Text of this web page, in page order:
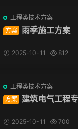
工程类技术方案
方案 雨季施工方案
2025-10-11 812
工程类技术方案
方案
建筑电气工程
2025-10-11 700